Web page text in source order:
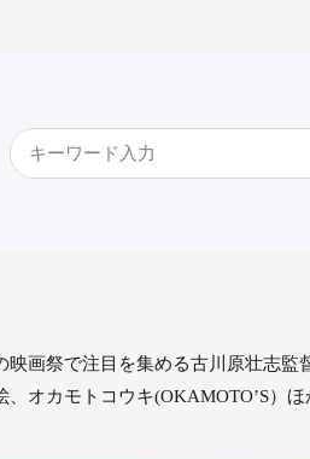
映画祭で注⽬を集める古川原壮志
、オカモトコウキ(OKAMOTO’S）